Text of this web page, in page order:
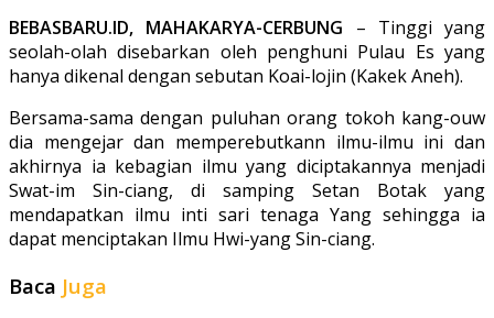
BEBASBARU.ID, MAHAKARYA-CERBUNG – Tinggi yang
seolah-olah disebarkan oleh penghuni Pulau Es yang
hanya dikenal dengan sebutan Koai-lojin (Kakek Aneh).
Ber­sama-sama dengan puluhan orang tokoh kang-ouw
dia mengejar dan memperebut­kann ilmu-ilmu ini dan
akhirnya ia ke­bagian ilmu yang diciptakannya menjadi
Swat-im Sin-ciang, di samping Setan Botak yang
mendapatkan ilmu inti sari tenaga Yang sehingga ia
dapat mencipta­kan Ilmu Hwi-yang Sin-ciang.
Baca Juga